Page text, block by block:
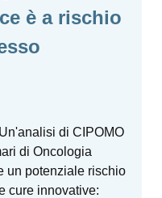
è a rischio
Un'analisi di CIPOMO
di Oncologia
un potenziale rischio
cure innovative: